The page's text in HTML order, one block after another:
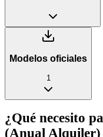
Modelos oficiales
1
¿Qué necesito
(Anual Alquiler)